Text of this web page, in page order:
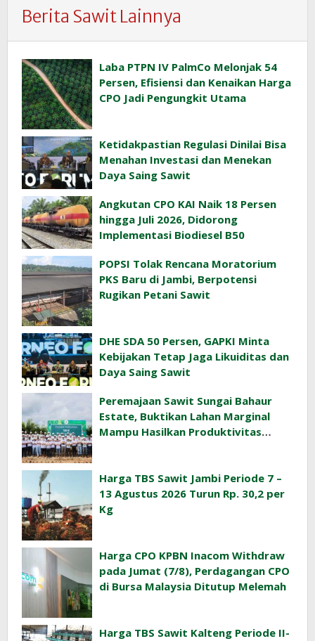
Berita Sawit Lainnya
Laba PTPN IV PalmCo Melonjak 54
Persen, Efisiensi dan Kenaikan Harga
CPO Jadi Pengungkit Utama
Ketidakpastian Regulasi Dinilai Bisa
Menahan Investasi dan Menekan
Daya Saing Sawit
Angkutan CPO KAI Naik 18 Persen
hingga Juli 2026, Didorong
Implementasi Biodiesel B50
POPSI Tolak Rencana Moratorium
PKS Baru di Jambi, Berpotensi
Rugikan Petani Sawit
DHE SDA 50 Persen, GAPKI Minta
Kebijakan Tetap Jaga Likuiditas dan
Daya Saing Sawit
Peremajaan Sawit Sungai Bahaur
Estate, Buktikan Lahan Marginal
Mampu Hasilkan Produktivitas
Harga TBS Sawit Jambi Periode 7 –
13 Agustus 2026 Turun Rp. 30,2 per
Kg
Harga CPO KPBN Inacom Withdraw
pada Jumat (7/8), Perdagangan CPO
di Bursa Malaysia Ditutup Melemah
Harga TBS Sawit Kalteng Periode II-